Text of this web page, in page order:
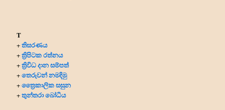
T
+තිසරණය
+ත්‍රිපිටක රත්නය
+ත්‍රිවිධ දාන සම්පත්
+තෙරුවන් නමදිමු
+ත්‍රෛකාලික සසුන
+තුන්තරා බෝධිය